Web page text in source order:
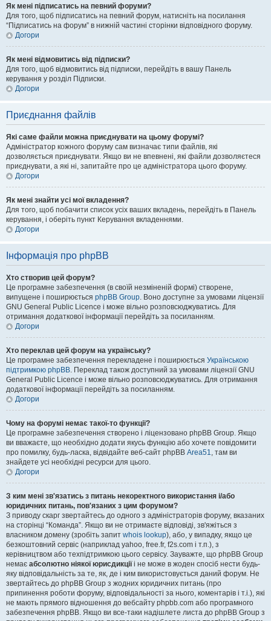
Як мені підписатись на певний форуми?
Для того, щоб підписатись на певний форум, натисніть на посилання
“Підписатись на форум” в нижній частині сторінки відповідного форуму.
Догори
Як мені відмовитись від підписки?
Для того, щоб відмовитись від підписки, перейдіть в вашу Панель
керування у розділ Підписки.
Догори
Приєднання файлів
Які саме файли можна приєднувати на цьому форумі?
Адміністратор кожного форуму сам визначає типи файлів, які
дозволяється приєднувати. Якщо ви не впевнені, які файли дозволяєтеся
приєднувати, а які ні, запитайте про це адміністратора цього форуму.
Догори
Як мені знайти усі мої вкладення?
Для того, щоб побачити список усіх ваших вкладень, перейдіть в Панель
керування, і оберіть пункт Керування вкладеннями.
Догори
Інформація про phpBB
Хто створив цей форум?
Це програмне забезпечення (в своїй незміненій формі) створене,
випущене і поширюється phpBB Group. Воно доступне за умовами ліцензії
GNU General Public Licence і може вільно розповсюджуватись. Для
отримання додаткової інформації перейдіть за посиланням.
Догори
Хто переклав цей форум на українську?
Це програмне забезпечення перекладене і поширюється Українською
підтримкою phpBB. Переклад також доступний за умовами ліцензії GNU
General Public Licence і може вільно розповсюджуватись. Для отримання
додаткової інформації перейдіть за посиланням.
Догори
Чому на форумі немає такої-то функції?
Це програмне забезпечення створено і ліцензовано phpBB Group. Якщо
ви вважаєте, що необхідно додати якусь функцію або хочете повідомити
про помилку, будь-ласка, відвідайте веб-сайт phpBB Area51, там ви
знайдете усі необхідні ресурси для цього.
Догори
З ким мені зв'язатись з питань некоректного використання і/або
юридичних питань, пов'язаних з цим форумом?
З приводу скарг звертайтесь до одного з адміністраторів форуму, вказаних
на сторінці “Команда”. Якщо ви не отримаєте відповіді, зв'яжіться з
власником домену (зробіть запит whois lookup), або, у випадку, якщо це
безкоштовний сервіс (наприклад yahoo, free.fr, f2s.com і т.п.), з
керівництвом або техпідтримкою цього сервісу. Зауважте, що phpBB Group
немає абсолютно ніякої юрисдикціїі не може в жоден спосіб нести будь-
яку відповідальність за те, як, де і ким використовується даний форум. Не
звертайтесь до phpBB Group з жодних юридичних питань (про
припинення роботи форуму, відповідальності за нього, коментарів і т.і.), які
не мають прямого відношення до вебсайту phpbb.com або програмного
забезпечення phpBB. Якщо ви все-таки надішлете листа до phpBB Group з